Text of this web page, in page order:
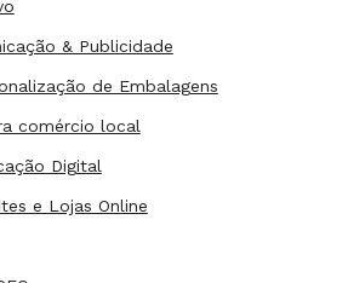
& Publicidade
de Embalagens
comércio local
Digital
e Lojas Online